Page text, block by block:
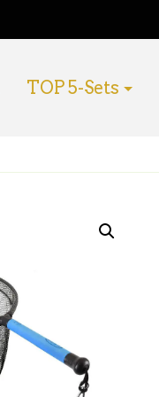
TOP 5-Sets